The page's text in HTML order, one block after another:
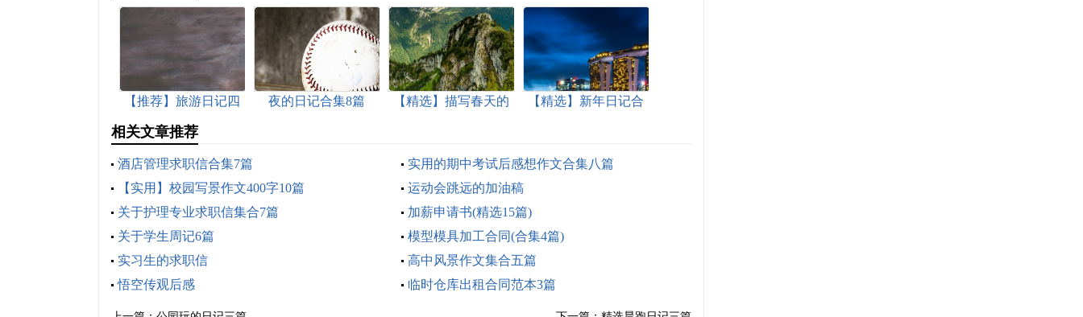
【推荐】旅游日记四
夜的日记合集8篇
【精选】描写春天的
【精选】新年日记合
相关文章推荐
酒店管理求职信合集7篇
实用的期中考试后感想作文合集八篇
【实用】校园写景作文400字10篇
运动会跳远的加油稿
关于护理专业求职信集合7篇
加薪申请书(精选15篇)
关于学生周记6篇
模型模具加工合同(合集4篇)
实习生的求职信
高中风景作文集合五篇
悟空传观后感
临时仓库出租合同范本3篇